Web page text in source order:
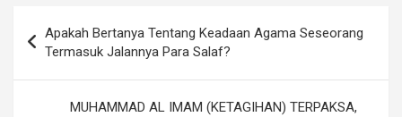
pos
Apakah Bertanya Tentang Keadaan Agama Seseorang
Termasuk Jalannya Para Salaf?
MUHAMMAD AL IMAM (KETAGIHAN) TERPAKSA,